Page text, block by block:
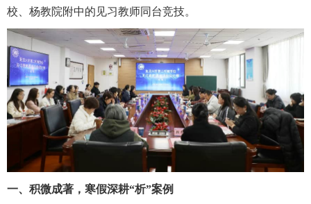
校、杨教院附中的见习教师同台竞技。
一、积微成著，寒假深耕“析”案例